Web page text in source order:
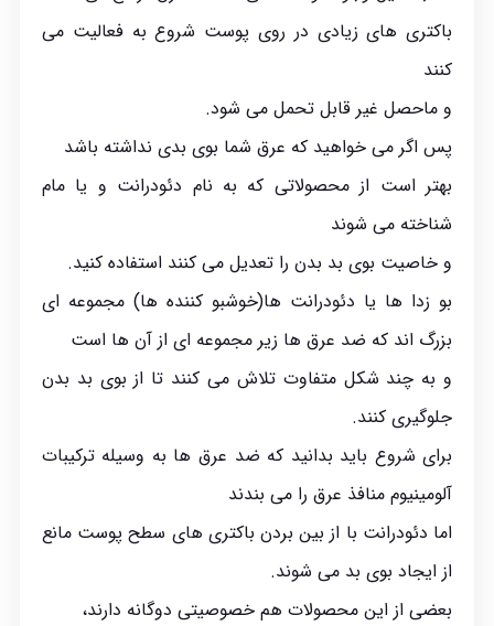
باکتری های زیادی در روی پوست شروع به فعالیت می
کنند
و ماحصل غیر قابل تحمل می شود.
پس اگر می خواهید که عرق شما بوی بدی نداشته باشد
بهتر است از محصولاتی که به نام دئودرانت و یا مام
شناخته می شوند
و خاصیت بوی بد بدن را تعدیل می کنند استفاده کنید.
بو زدا ها یا دئودرانت ها(خوشبو کننده ها) مجموعه ای
بزرگ اند که ضد عرق ها زیر مجموعه ای از آن ها است
و به چند شکل متفاوت تلاش می کنند تا از بوی بد بدن
جلوگیری کنند.
برای شروع باید بدانید که ضد عرق ها به وسیله ترکیبات
آلومینیوم منافذ عرق را می بندند
اما دئودرانت با از بین بردن باکتری های سطح پوست مانع
از ایجاد بوی بد می شوند.
بعضی از این محصولات هم خصوصیتی دوگانه دارند،